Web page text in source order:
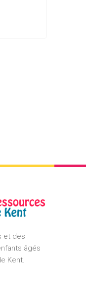
et des
âgés
Kent.